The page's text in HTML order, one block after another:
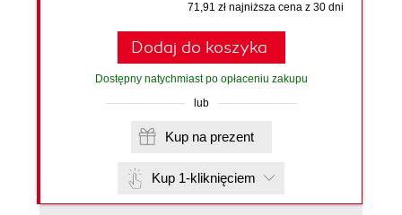
71,91 zł najniższa cena z 30 dni
Dodaj do koszyka
Dostępny natychmiast po opłaceniu zakupu
lub
Kup na prezent
Kup 1-kliknięciem